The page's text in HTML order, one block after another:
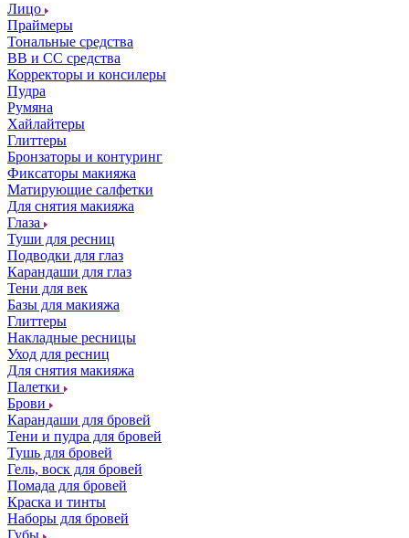
Лицо
Праймеры
Тональные средства
ВВ и СС средства
Корректоры и консилеры
Пудра
Румяна
Хайлайтеры
Глиттеры
Бронзаторы и контуринг
Фиксаторы макияжа
Матирующие салфетки
Для снятия макияжа
Глаза
Туши для ресниц
Подводки для глаз
Карандаши для глаз
Тени для век
Базы для макияжа
Глиттеры
Накладные ресницы
Уход для ресниц
Для снятия макияжа
Палетки
Брови
Карандаши для бровей
Тени и пудра для бровей
Тушь для бровей
Гель, воск для бровей
Помада для бровей
Краска и тинты
Наборы для бровей